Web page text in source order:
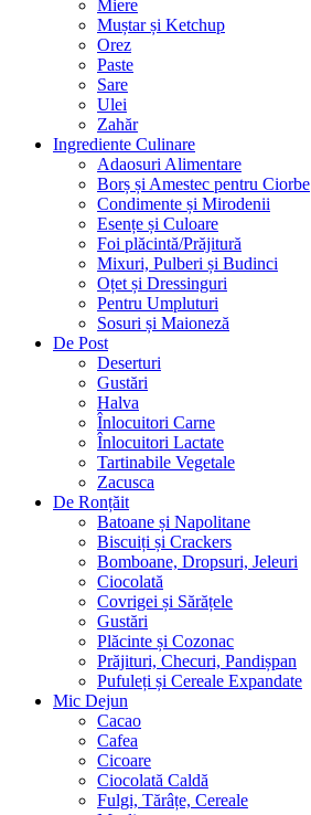
Miere
Muștar și Ketchup
Orez
Paste
Sare
Ulei
Zahăr
Ingrediente Culinare
Adaosuri Alimentare
Borș și Amestec pentru Ciorbe
Condimente și Mirodenii
Esențe și Culoare
Foi plăcintă/Prăjitură
Mixuri, Pulberi și Budinci
Oțet și Dressinguri
Pentru Umpluturi
Sosuri și Maioneză
De Post
Deserturi
Gustări
Halva
Înlocuitori Carne
Înlocuitori Lactate
Tartinabile Vegetale
Zacusca
De Ronțăit
Batoane și Napolitane
Biscuiți și Crackers
Bomboane, Dropsuri, Jeleuri
Ciocolată
Covrigei și Sărățele
Gustări
Plăcinte și Cozonac
Prăjituri, Checuri, Pandișpan
Pufuleți și Cereale Expandate
Mic Dejun
Cacao
Cafea
Cicoare
Ciocolată Caldă
Fulgi, Tărâțe, Cereale